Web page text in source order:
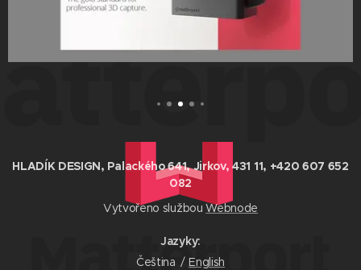
HLADÍK DESIGN, Palackého 641, Jirkov, 431 11, +420 607 652
082
Vytvořeno službouWebnode
Jazyky
Čeština
English